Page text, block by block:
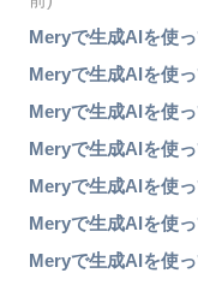
Meryで生成AIを使
Meryで生成AIを使
Meryで生成AIを使
Meryで生成AIを使
Meryで生成AIを使
Meryで生成AIを使
Meryで生成AIを使